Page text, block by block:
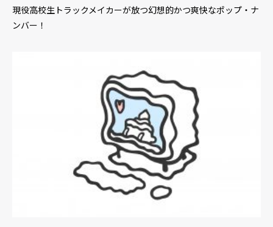
現役高校生トラックメイカーが放つ幻想的かつ爽快なポップ・ナ
ンバー！